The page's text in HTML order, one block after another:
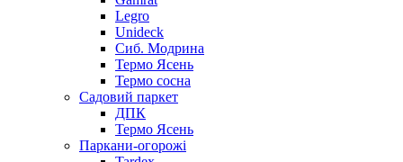
Legro
Unideck
Сиб. Модрина
Термо Ясень
Термо сосна
Садовий паркет
ДПК
Термо Ясень
Паркани-огорожі